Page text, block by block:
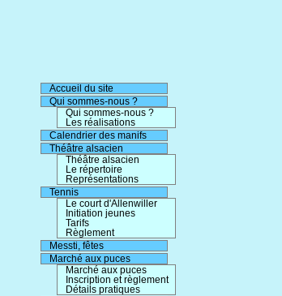
Accueil du site
Qui sommes-nous ?
Qui sommes-nous ?
Les réalisations
Calendrier des manifs
Théâtre alsacien
Théâtre alsacien
Le répertoire
Représentations
Tennis
Le court d'Allenwiller
Initiation jeunes
Tarifs
Règlement
Messti, fêtes
Marché aux puces
Marché aux puces
Inscription et règlement
Détails pratiques